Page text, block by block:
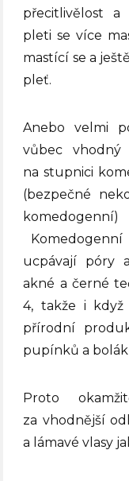
přecitlivělost
pleti se více
mastící se a
pleť.
Anebo velmi
vůbec
na stupnici
(bezpečné
ucpávají póry
akné a černé
4, takže i
přírodní
pupínků a
Proto
za vhodnější
a lámavé vlasy